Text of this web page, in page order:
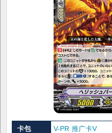
卡包
V-PR 推广卡V